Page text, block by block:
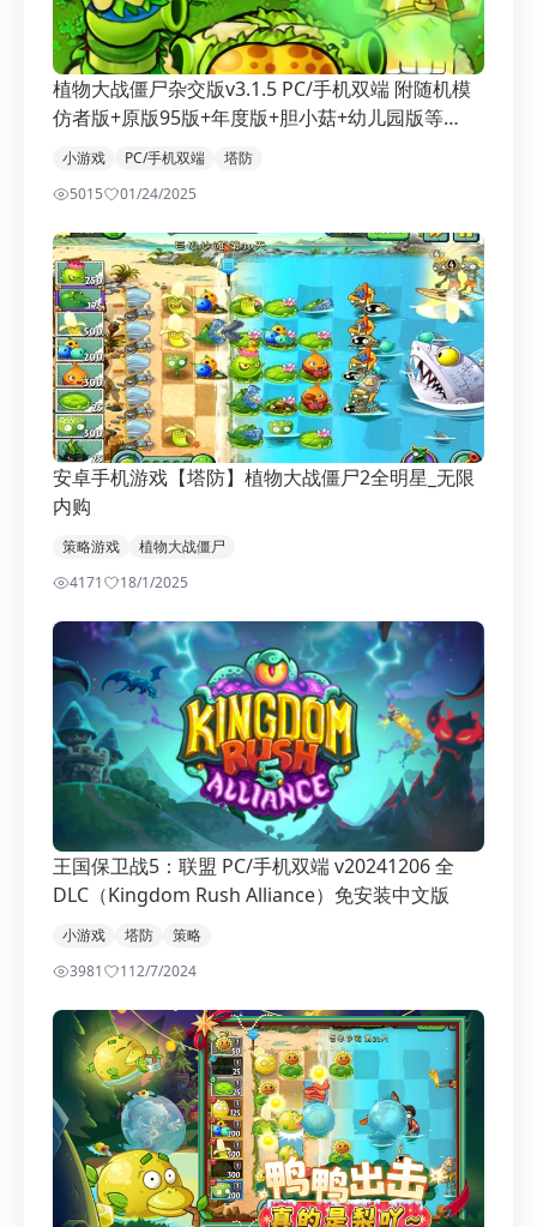
植物大战僵尸杂交版v3.1.5 PC/手机双端 附随机模
仿者版+原版95版+年度版+胆小菇+幼儿园版等
（Plants vs Zombies）免安装中文版
小游戏 PC/手机双端
塔防
5015
01/24/2025
安卓手机游戏【塔防】植物大战僵尸2全明星_无限
内购
策略游戏
植物大战僵尸
4171
18/1/2025
王国保卫战5：联盟 PC/手机双端 v20241206 全
DLC（Kingdom Rush Alliance）免安装中文版
小游戏 塔防
策略
3981
112/7/2024